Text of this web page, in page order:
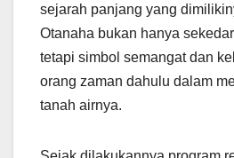
sejarah panjang yang
Otanaha bukan hanya
tetapi simbol semangat dan
orang zaman dahulu dalam
tanah airnya.